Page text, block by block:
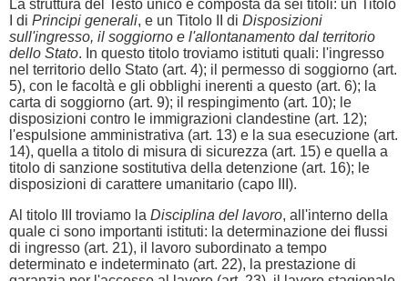
La struttura del Testo unico è composta da sei titoli: un Titolo
I di Principi generali, e un Titolo II di Disposizioni
sull'ingresso, il soggiorno e l'allontanamento dal territorio
dello Stato. In questo titolo troviamo istituti quali: l'ingresso
nel territorio dello Stato (art. 4); il permesso di soggiorno (art.
5), con le facoltà e gli obblighi inerenti a questo (art. 6); la
carta di soggiorno (art. 9); il respingimento (art. 10); le
disposizioni contro le immigrazioni clandestine (art. 12);
l'espulsione amministrativa (art. 13) e la sua esecuzione (art.
14), quella a titolo di misura di sicurezza (art. 15) e quella a
titolo di sanzione sostitutiva della detenzione (art. 16); le
disposizioni di carattere umanitario (capo III).
Al titolo III troviamo la Disciplina del lavoro, all'interno della
quale ci sono importanti istituti: la determinazione dei flussi
di ingresso (art. 21), il lavoro subordinato a tempo
determinato e indeterminato (art. 22), la prestazione di